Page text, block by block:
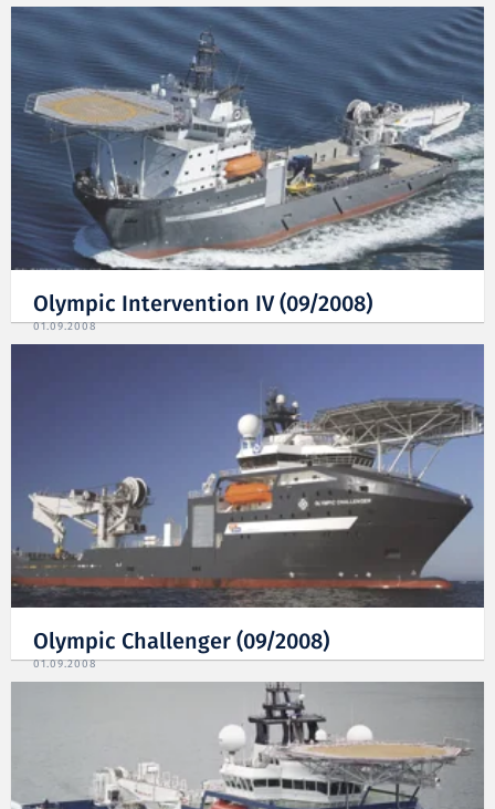
Olympic Intervention IV (09/2008)
01.09.2008
Olympic Challenger (09/2008)
01.09.2008